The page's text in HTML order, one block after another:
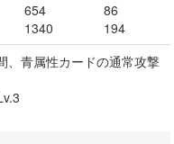
654
1340
86
194
、青属性カードの通常攻撃